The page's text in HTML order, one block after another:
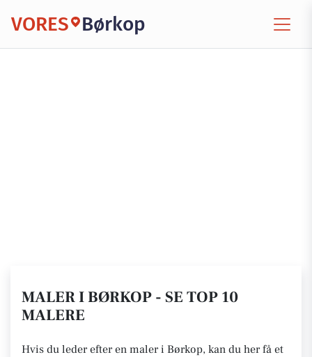
VORES Børkop
MALER I BØRKOP - SE TOP 10
MALERE
Hvis du leder efter en maler i Børkop, kan du her få et